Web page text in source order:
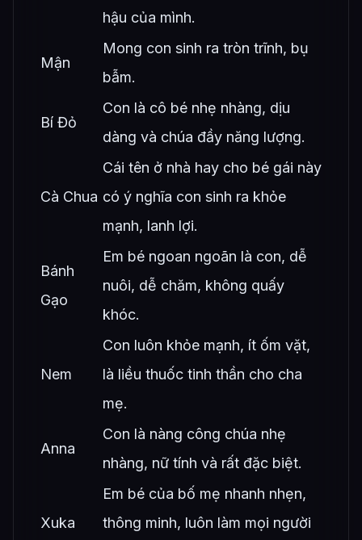
hậu của mình.
Mận
Mong con sinh ra tròn trĩnh, bụ
bẫm.
Bí Đỏ
Con là cô bé nhẹ nhàng, dịu
dàng và chúa đầy năng lượng.
Cà Chua
Cái tên ở nhà hay cho bé gái này
có ý nghĩa con sinh ra khỏe
mạnh, lanh lợi.
Bánh
Gạo
Em bé ngoan ngoãn là con, dễ
nuôi, dễ chăm, không quấy
khóc.
Nem
Con luôn khỏe mạnh, ít ốm vặt,
là liều thuốc tinh thần cho cha
mẹ.
Anna
Con là nàng công chúa nhẹ
nhàng, nữ tính và rất đặc biệt.
Xuka
Em bé của bố mẹ nhanh nhẹn,
thông minh, luôn làm mọi người